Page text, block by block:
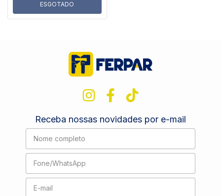
ESGOTADO
Receba nossas novidades por e-mail